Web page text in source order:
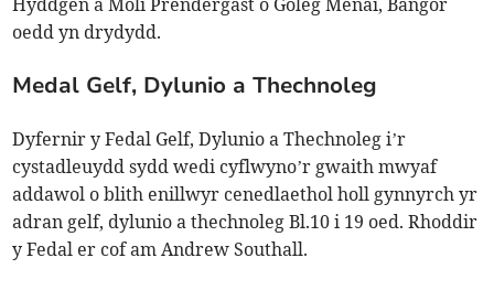
oedd yn drydydd.
Medal Gelf, Dylunio a Thechnoleg
Dyfernir y Fedal Gelf, Dylunio a Thechnoleg i’r
cystadleuydd sydd wedi cyflwyno’r gwaith mwyaf
addawol o blith enillwyr cenedlaethol holl gynnyrch yr
adran gelf, dylunio a thechnoleg Bl.10 i 19 oed. Rhoddir
y Fedal er cof am Andrew Southall.